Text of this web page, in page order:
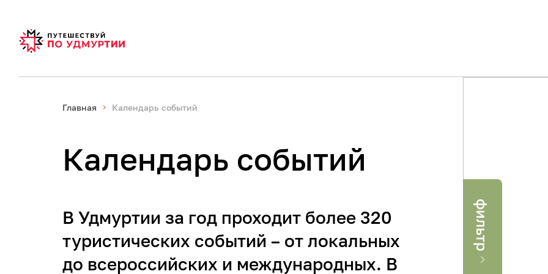
Главная Календарь событий
Календарь событий
В Удмуртии за год проходит более 320
туристических событий – от локальных
до всероссийских и международных. В
Применить фильтр